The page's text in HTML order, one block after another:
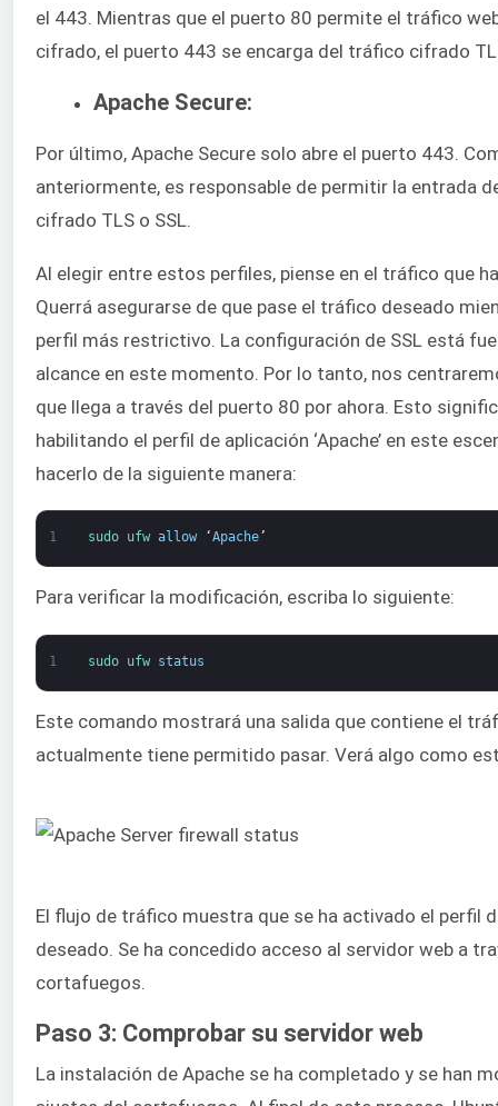
el 443. Mientras que el puerto 80 permite el tráfico
cifrado, el puerto 443 se encarga del tráfico cifrado
Apache Secure:
Por último, Apache Secure solo abre el puerto 443.
anteriormente, es responsable de permitir la entrada
cifrado TLS o SSL.
Al elegir entre estos perfiles, piense en el tráfico que
Querrá asegurarse de que pase el tráfico deseado
perfil más restrictivo. La configuración de SSL está
alcance en este momento. Por lo tanto, nos
que llega a través del puerto 80 por ahora. Esto
habilitando el perfil de aplicación ‘Apache’ en este
hacerlo de la siguiente manera:
1 sudo ufw allow ‘Apache’
Para verificar la modificación, escriba lo siguiente:
1 sudo ufw status
Este comando mostrará una salida que contiene el
actualmente tiene permitido pasar. Verá algo como
El flujo de tráfico muestra que se ha activado el perfil
deseado. Se ha concedido acceso al servidor web a
cortafuegos.
Paso 3: Comprobar su servidor web
La instalación de Apache se ha completado y se han